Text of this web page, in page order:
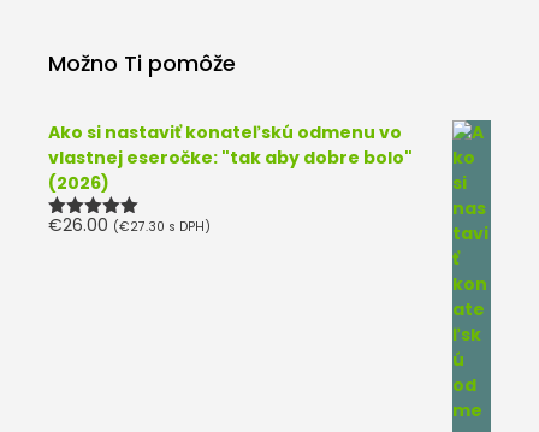
Možno Ti pomôže
Ako si nastaviť konateľskú odmenu vo
vlastnej eseročke: "tak aby dobre bolo"
(2026)
Hodnotenie
€26.00 (€27.30 s DPH)